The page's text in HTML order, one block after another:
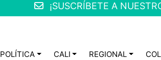
¡SUSCRÍBETE A
POLÍTICA CALI REGIONAL